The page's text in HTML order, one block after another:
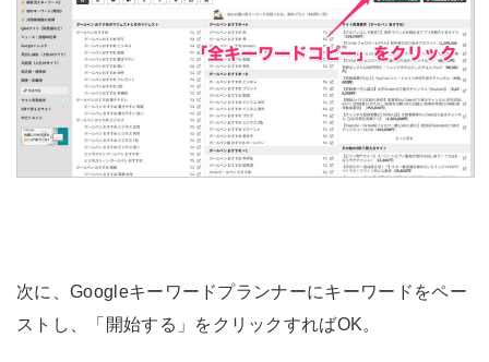
次に、Googleキーワードプランナーにキーワードをペー
ストし、「開始する」をクリックすればOK。